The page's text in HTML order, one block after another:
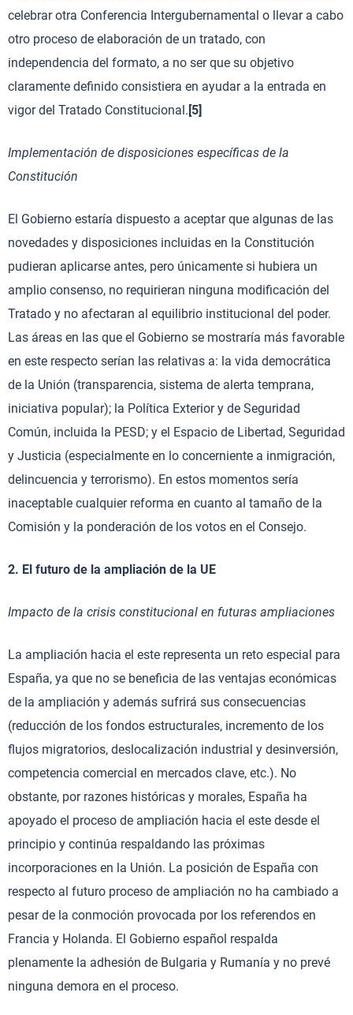
celebrar otra Conferencia Intergubernamental o llevar a cabo
otro proceso de elaboración de un tratado, con
independencia del formato, a no ser que su objetivo
claramente definido consistiera en ayudar a la entrada en
vigor del Tratado Constitucional. [5]
Implementación de disposiciones específicas de la
Constitución
El Gobierno estaría dispuesto a aceptar que algunas de las
novedades y disposiciones incluidas en la Constitución
pudieran aplicarse antes, pero únicamente si hubiera un
amplio consenso, no requirieran ninguna modificación del
Tratado y no afectaran al equilibrio institucional del poder.
Las áreas en las que el Gobierno se mostraría más favorable
en este respecto serían las relativas a: la vida democrática
de la Unión (transparencia, sistema de alerta temprana,
iniciativa popular); la Política Exterior y de Seguridad
Común, incluida la PESD; y el Espacio de Libertad, Seguridad
y Justicia (especialmente en lo concerniente a inmigración,
delincuencia y terrorismo). En estos momentos sería
inaceptable cualquier reforma en cuanto al tamaño de la
Comisión y la ponderación de los votos en el Consejo.
2. El futuro de la ampliación de la UE
Impacto de la crisis constitucional en futuras ampliaciones
La ampliación hacia el este representa un reto especial para
España, ya que no se beneficia de las ventajas económicas
de la ampliación y además sufrirá sus consecuencias
(reducción de los fondos estructurales, incremento de los
flujos migratorios, deslocalización industrial y desinversión,
competencia comercial en mercados clave, etc.). No
obstante, por razones históricas y morales, España ha
apoyado el proceso de ampliación hacia el este desde el
principio y continúa respaldando las próximas
incorporaciones en la Unión. La posición de España con
respecto al futuro proceso de ampliación no ha cambiado a
pesar de la conmoción provocada por los referendos en
Francia y Holanda. El Gobierno español respalda
plenamente la adhesión de Bulgaria y Rumanía y no prevé
ninguna demora en el proceso.